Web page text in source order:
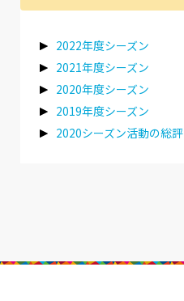
2022年度シーズン
2021年度シーズン
2020年度シーズン
2019年度シーズン
2020シーズン活動の総評